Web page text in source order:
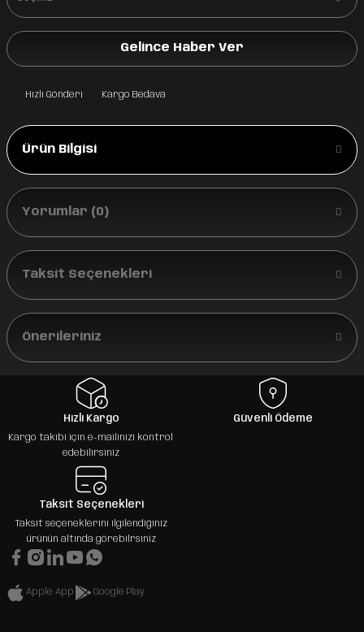
Gelince Haber Ver
Hızlı Gönderi Kargo Bedava
Ürün Bilgisi
Yorumlar (0)
Taksit Seçenekleri
Önerileriniz
Hızlı Kargo
Kargo takibi için e-mailinizi kontrol
edebilirsiniz
Güvenli Ödeme
Taksit Seçenekleri
Taksit seçeneklerini ilgilendiğiniz
ürünün altında görebilrsiniz
Apple App Google Play